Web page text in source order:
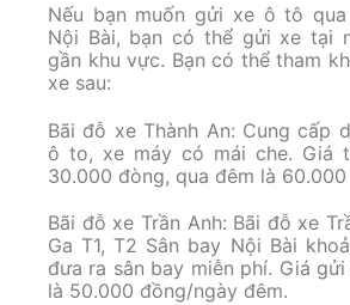
Nếu bạn muốn gửi xe ô tô
Nội Bài, bạn có thể gửi xe tại
gần khu vực. Bạn có thể tham
xe sau:
Bãi đỗ xe Thành An: Cung cấp
ô to, xe máy có mái che. Giá
30.000 đòng, qua đêm là
Bãi đỗ xe Trần Anh: Bãi đỗ xe
Ga T1, T2 Sân bay Nội Bài
đưa ra sân bay miễn phí. Giá
là 50.000 đồng/ngày đêm.